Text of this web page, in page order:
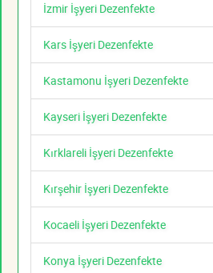
İzmir İşyeri Dezenfekte
Kars İşyeri Dezenfekte
Kastamonu İşyeri Dezenfekte
Kayseri İşyeri Dezenfekte
Kırklareli İşyeri Dezenfekte
Kırşehir İşyeri Dezenfekte
Kocaeli İşyeri Dezenfekte
Konya İşyeri Dezenfekte